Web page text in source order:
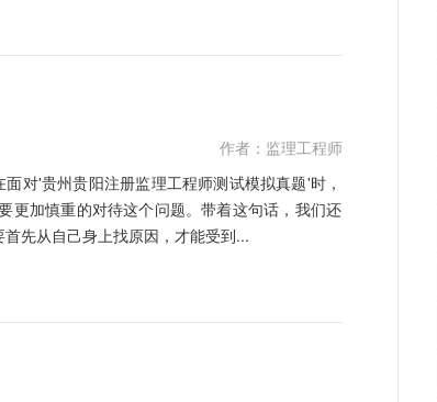
作者：监理工程师
对'贵州贵阳注册监理工程师测试模拟真题'时，
更加慎重的对待这个问题。带着这句话，我们还
先从自己身上找原因，才能受到...